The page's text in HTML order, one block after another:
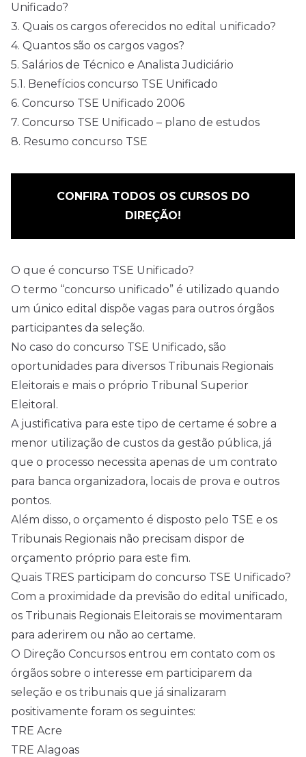
Unificado?
3. Quais os cargos oferecidos no edital unificado?
4. Quantos são os cargos vagos?
5. Salários de Técnico e Analista Judiciário
5.1. Benefícios concurso TSE Unificado
6. Concurso TSE Unificado 2006
7. Concurso TSE Unificado – plano de estudos
8. Resumo concurso TSE
CONFIRA TODOS OS CURSOS DO
DIREÇÃO!
O que é concurso TSE Unificado?
O termo “concurso unificado” é utilizado quando
um único edital dispõe vagas para outros órgãos
participantes da seleção.
No caso do concurso TSE Unificado, são
oportunidades para diversos Tribunais Regionais
Eleitorais e mais o próprio Tribunal Superior
Eleitoral.
A justificativa para este tipo de certame é sobre a
menor utilização de custos da gestão pública, já
que o processo necessita apenas de um contrato
para banca organizadora, locais de prova e outros
pontos.
Além disso, o orçamento é disposto pelo TSE e os
Tribunais Regionais não precisam dispor de
orçamento próprio para este fim.
Quais TRES participam do concurso TSE Unificado?
Com a proximidade da previsão do edital unificado,
os Tribunais Regionais Eleitorais se movimentaram
para aderirem ou não ao certame.
O Direção Concursos entrou em contato com os
órgãos sobre o interesse em participarem da
seleção e os tribunais que já sinalizaram
positivamente foram os seguintes:
TRE Acre
TRE Alagoas